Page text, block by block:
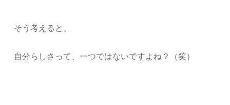
そう考えると、
自分らしさって、一つではないですよね？（笑）